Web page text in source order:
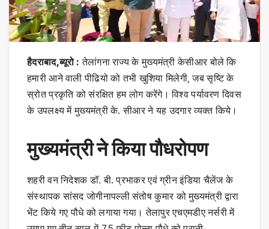
हैदराबाद,ब्यूरो : तेलांगना राज्य के मुख्यमंत्री केसीआर बोले कि
हमारी आने वाली पीढियो को तभी खुशिया मिलेगी, जब सृष्टि के
स्रोत प्रकृति को संरक्षित हम लोग करेंगे। विश्व पर्यावरण दिवस
के उपलक्ष्य में मुख्यमंत्री के. सीआर ने यह उदगार व्यक्त किये।
मुख्यमंत्री ने किया पौधरोपण
शहरी वन निदेशक डॉ. बी. प्रभाकर एवं ग्रीन इंडिया चैलेंज के
संस्थापक सांसद जोगीनापल्ली संतोष कुमार को मुख्यमंत्री द्वारा
भेंट किये गए पौधे को लगाया गया। तेलापुर एचएमडीए नर्सरी में